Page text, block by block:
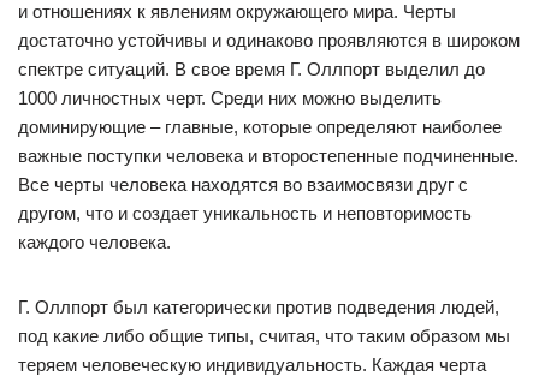
и отношениях к явлениям окружающего мира. Черты
достаточно устойчивы и одинаково проявляются в широком
спектре ситуаций. В свое время Г. Оллпорт выделил до
1000 личностных черт. Среди них можно выделить
доминирующие – главные, которые определяют наиболее
важные поступки человека и второстепенные подчиненные.
Все черты человека находятся во взаимосвязи друг с
другом, что и создает уникальность и неповторимость
каждого человека.
Г. Оллпорт был категорически против подведения людей,
под какие либо общие типы, считая, что таким образом мы
теряем человеческую индивидуальность. Каждая черта